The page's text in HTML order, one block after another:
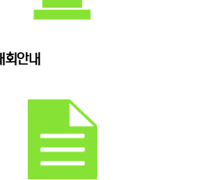
회안내